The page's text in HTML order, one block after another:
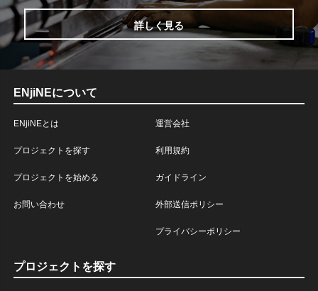
詳しく見る
ENjiNEについて
ENjiNEとは
プロジェクトを探す
プロジェクトを始める
お問い合わせ
運営会社
利用規約
ガイドライン
外部送信ポリシー
プライバシーポリシー
プロジェクトを探す